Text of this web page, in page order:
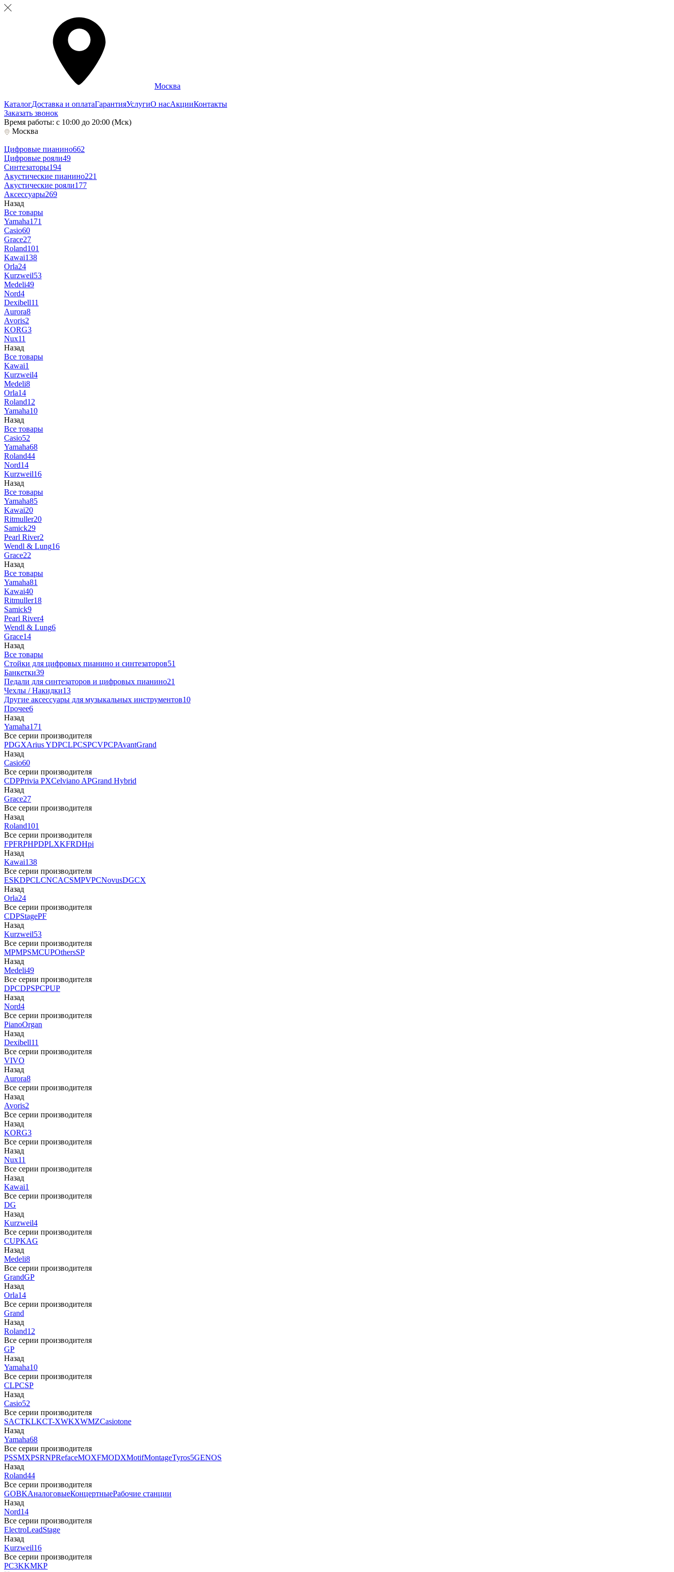
Москва
КаталогДоставка и оплатаГарантияУслугиО насАкцииКонтакты
Заказать звонок
Время работы: с 10:00 до 20:00 (Мск)
Москва
Цифровые пианино662
Цифровые рояли49
Синтезаторы194
Акустические пианино221
Акустические рояли177
Аксессуары269
Назад
Все товары
Yamaha171
Casio60
Grace27
Roland101
Kawai138
Orla24
Kurzweil53
Medeli49
Nord4
Dexibell11
Aurora8
Avoris2
KORG3
Nux11
Назад
Все товары
Kawai1
Kurzweil4
Medeli8
Orla14
Roland12
Yamaha10
Назад
Все товары
Casio52
Yamaha68
Roland44
Nord14
Kurzweil16
Назад
Все товары
Yamaha85
Kawai20
Ritmuller20
Samick29
Pearl River2
Wendl & Lung16
Grace22
Назад
Все товары
Yamaha81
Kawai40
Ritmuller18
Samick9
Pearl River4
Wendl & Lung6
Grace14
Назад
Все товары
Стойки для цифровых пианино и синтезаторов51
Банкетки39
Педали для синтезаторов и цифровых пианино21
Чехлы / Накидки13
Другие аксессуары для музыкальных инструментов10
Прочее6
Назад
Yamaha171
Все серии производителя
PDGXArius YDPCLPCSPCVPCPAvantGrand
Назад
Casio60
Все серии производителя
CDPPrivia PXCelviano APGrand Hybrid
Назад
Grace27
Все серии производителя
Назад
Roland101
Все серии производителя
FPFRPHPDPLXKFRDHpi
Назад
Kawai138
Все серии производителя
ESKDPCLCNCACSMPVPCNovusDGCX
Назад
Orla24
Все серии производителя
CDPStagePF
Назад
Kurzweil53
Все серии производителя
MPMPSMCUPOthersSP
Назад
Medeli49
Все серии производителя
DPCDPSPCPUP
Назад
Nord4
Все серии производителя
PianoOrgan
Назад
Dexibell11
Все серии производителя
VIVO
Назад
Aurora8
Все серии производителя
Назад
Avoris2
Все серии производителя
Назад
KORG3
Все серии производителя
Назад
Nux11
Все серии производителя
Назад
Kawai1
Все серии производителя
DG
Назад
Kurzweil4
Все серии производителя
CUPKAG
Назад
Medeli8
Все серии производителя
GrandGP
Назад
Orla14
Все серии производителя
Grand
Назад
Roland12
Все серии производителя
GP
Назад
Yamaha10
Все серии производителя
CLPCSP
Назад
Casio52
Все серии производителя
SACTKLKCT-XWKXWMZCasiotone
Назад
Yamaha68
Все серии производителя
PSSMXPSRNPRefaceMOXFMODXMotifMontageTyros5GENOS
Назад
Roland44
Все серии производителя
GOBKАналоговыеКонцертныеРабочие станции
Назад
Nord14
Все серии производителя
ElectroLeadStage
Назад
Kurzweil16
Все серии производителя
PC3KKMKP